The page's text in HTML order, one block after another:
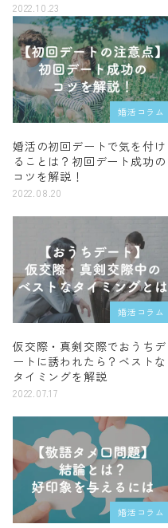
2022.10.23
婚活コラム
婚活の初回デートで気を付け
ることは？初回デート成功の
コツを解説！
2022.08.20
婚活コラム
仮交際・真剣交際でおうちデ
ートに誘われたら？ベストな
タイミングを解説
2022.07.17
婚活コラム